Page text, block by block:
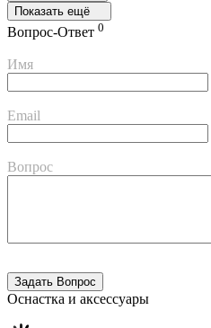
Показать ещё
Вопрос-Ответ 0
Имя
Email
Вопрос
Оснастка и аксессуары